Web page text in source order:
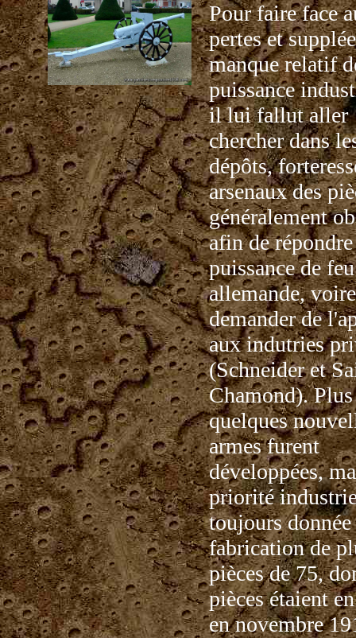
Pour faire face
pertes et
manque relatif
puissance
il lui fallut aller
chercher dans
dépôts,
arsenaux des
généralement
afin de
puissance de feu
allemande,
demander de
aux indutries
(Schneider et
Chamond).
quelques
armes furent
développées,
priorité
toujours donnée
fabrication de
pièces de 75,
pièces étaient
en novembre